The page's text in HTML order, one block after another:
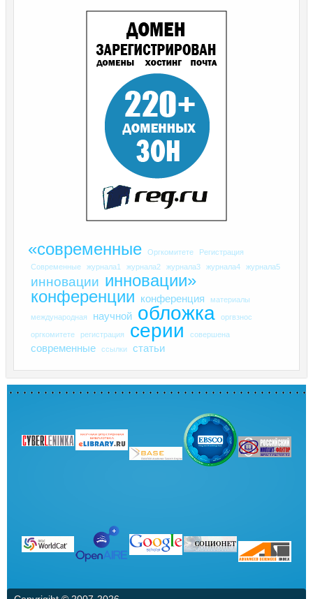
«современные Оргкомитете
Регистрация
Современные
журнала1 журнала2 журнала3 журнала4 журнала5
инновации инновации»
конференции
конференция материалы
международная научной обложка оргвзнос
оргкомитете регистрация серии совершена
современные ссылки статьи